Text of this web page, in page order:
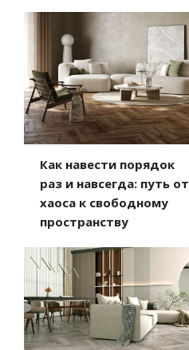
Как навести порядок
раз и навсегда: путь от
хаоса к свободному
пространству